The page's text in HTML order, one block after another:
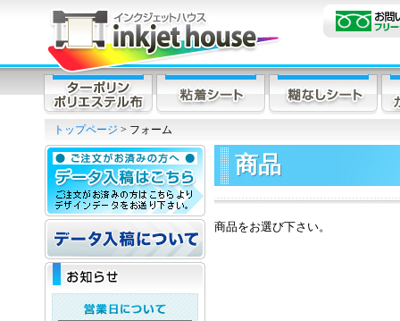
トップページ > フォーム
商品
商品をお選び下さい。